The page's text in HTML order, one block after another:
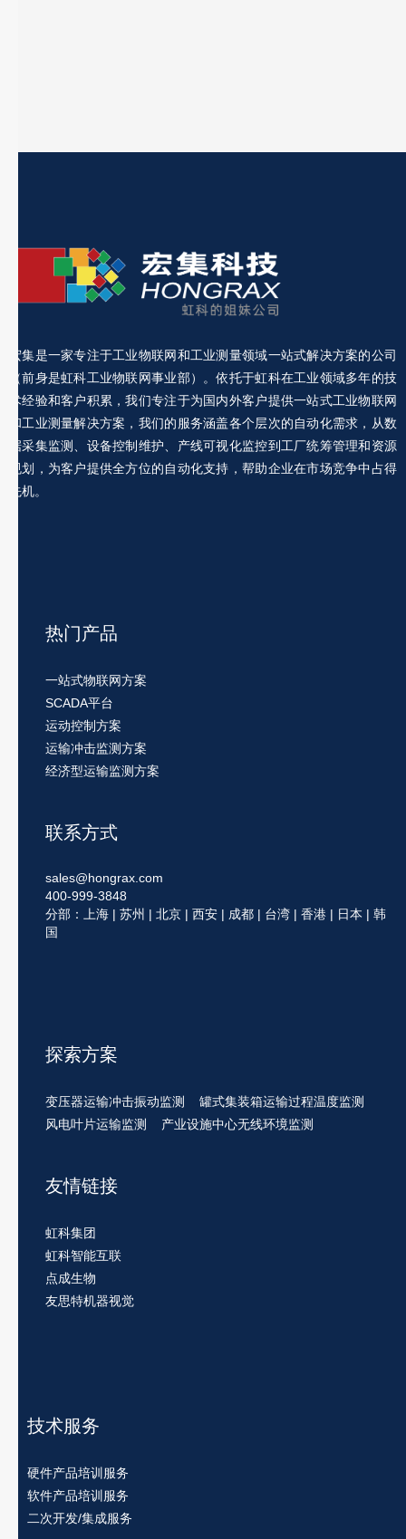
宏集是一家专注于工业物联网和工业测量领域一站式解决方案的公司
（前身是虹科工业物联网事业部）。依托于虹科在工业领域多年的技
术经验和客户积累，我们专注于为国内外客户提供一站式工业物联网
和工业测量解决方案，我们的服务涵盖各个层次的自动化需求，从数
据采集监测、设备控制维护、产线可视化监控到工厂统筹管理和资源
规划，为客户提供全方位的自动化支持，帮助企业在市场竞争中占得
先机。
热门产品
一站式物联网方案
SCADA平台
运动控制方案
运输冲击监测方案
经济型运输监测方案
联系方式
sales@hongrax.com
400-999-3848
分部：上海 | 苏州 | 北京 | 西安 | 成都 | 台湾 | 香港 | 日本 | 韩
国
探索方案
变压器运输冲击振动监测
罐式集装箱运输过程温度监测
风电叶片运输监测
产业设施中心无线环境监测
友情链接
虹科集团
虹科智能互联
点成生物
友思特机器视觉
技术服务
硬件产品培训服务
软件产品培训服务
二次开发/集成服务